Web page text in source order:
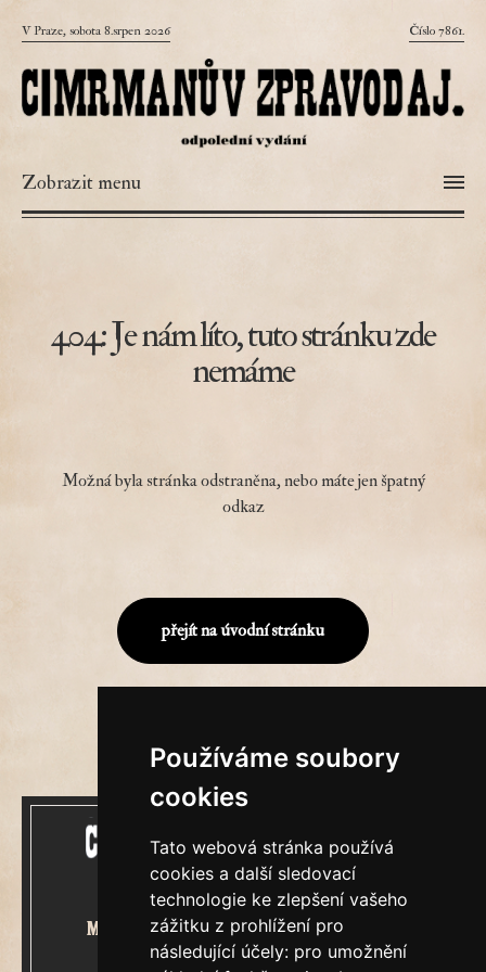
Používáme soubory
cookies
Tato webová stránka používá
cookies a další sledovací
technologie ke zlepšení vašeho
zážitku z prohlížení pro
následující účely: pro umožnění
V Praze, sobota 8.srpen 2026 Číslo 7861.
Zobrazit menu
404: Je nám líto, tuto stránku zde
nemáme
Možná byla stránka odstraněna, nebo máte jen špatný
odkaz
přejít na úvodní stránku
Mecenášem Cimrmanova Zpravodaje
je společnost